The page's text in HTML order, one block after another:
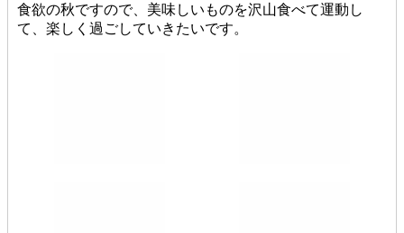
食欲の秋ですので、美味しいものを沢山食べて運動し
て、楽しく過ごしていきたいです。